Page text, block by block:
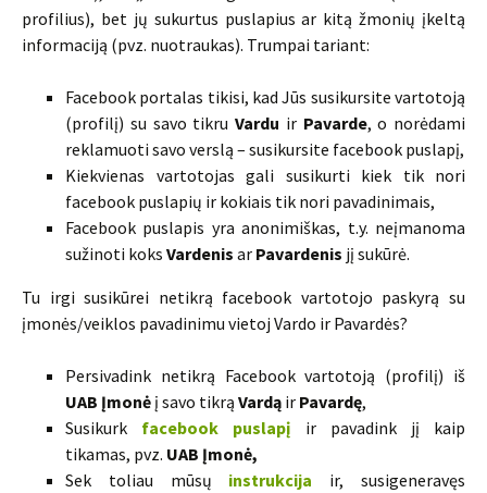
profilius), bet jų sukurtus puslapius ar kitą žmonių įkeltą
informaciją (pvz. nuotraukas). Trumpai tariant:
Facebook portalas tikisi, kad Jūs susikursite vartotoją
(profilį) su savo tikru Vardu ir Pavarde, o norėdami
reklamuoti savo verslą – susikursite facebook puslapį,
Kiekvienas vartotojas gali susikurti kiek tik nori
facebook puslapių ir kokiais tik nori pavadinimais,
Facebook puslapis yra anonimiškas, t.y. neįmanoma
sužinoti koks Vardenis ar Pavardenis jį sukūrė.
Tu irgi susikūrei netikrą facebook vartotojo paskyrą su
įmonės/veiklos pavadinimu vietoj Vardo ir Pavardės?
Persivadink netikrą Facebook vartotoją (profilį) iš
UAB Įmonė į savo tikrą Vardą ir Pavardę,
Susikurk facebook puslapį ir pavadink jį kaip
tikamas, pvz. UAB Įmonė,
Sek toliau mūsų instrukcija ir, susigeneravęs